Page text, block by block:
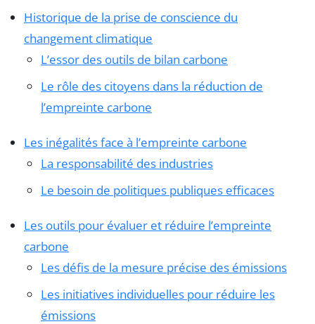
Historique de la prise de conscience du
changement climatique
L’essor des outils de bilan carbone
Le rôle des citoyens dans la réduction de
l’empreinte carbone
Les inégalités face à l’empreinte carbone
La responsabilité des industries
Le besoin de politiques publiques efficaces
Les outils pour évaluer et réduire l’empreinte
carbone
Les défis de la mesure précise des émissions
Les initiatives individuelles pour réduire les
émissions